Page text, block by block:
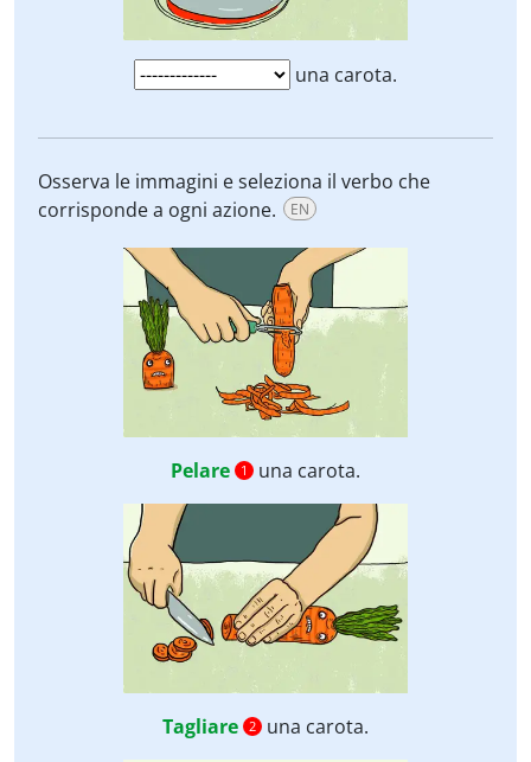
una carota.
Osserva le immagini e seleziona il verbo che
corrisponde a ogni azione.
EN
Pelare 1 una carota.
Tagliare 2 una carota.